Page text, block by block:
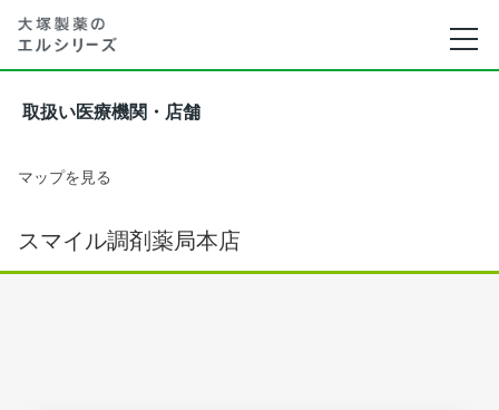
取扱い医療機関・店舗
マップを見る
スマイル調剤薬局本店